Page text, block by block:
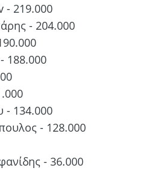
- 219.000
- 204.000
188.000
- 134.000
- 128.000
- 36.000